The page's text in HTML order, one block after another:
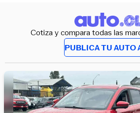
Cotiza y compara todas las
PUBLICA TU AUTO